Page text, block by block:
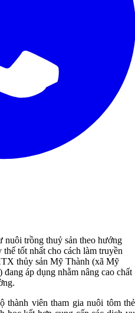
nuôi trồng thuỷ sản theo hướng
tốt nhất cho cách làm truyền
thủy sản Mỹ Thành (xã Mỹ
áp dụng nhằm nâng cao chất
viên tham gia nuôi tôm thẻ